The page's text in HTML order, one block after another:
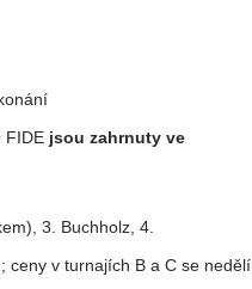
FIDE jsou zahrnuty ve
3. Buchholz, 4.
ceny v turnajích B a C se nedělí